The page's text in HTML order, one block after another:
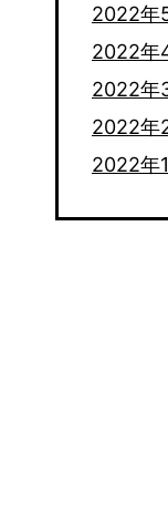
2022年
2022年
2022年
2022年
2022年